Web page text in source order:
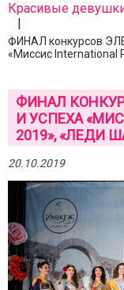
Красивые
ФИНАЛ конкурсов
«Миссис International
ФИНАЛ
И УСПЕХА
2019», «ЛЕДИ
20.10.2019